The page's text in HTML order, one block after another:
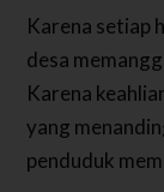
Karena setiap
desa
Karena
yang
penduduk